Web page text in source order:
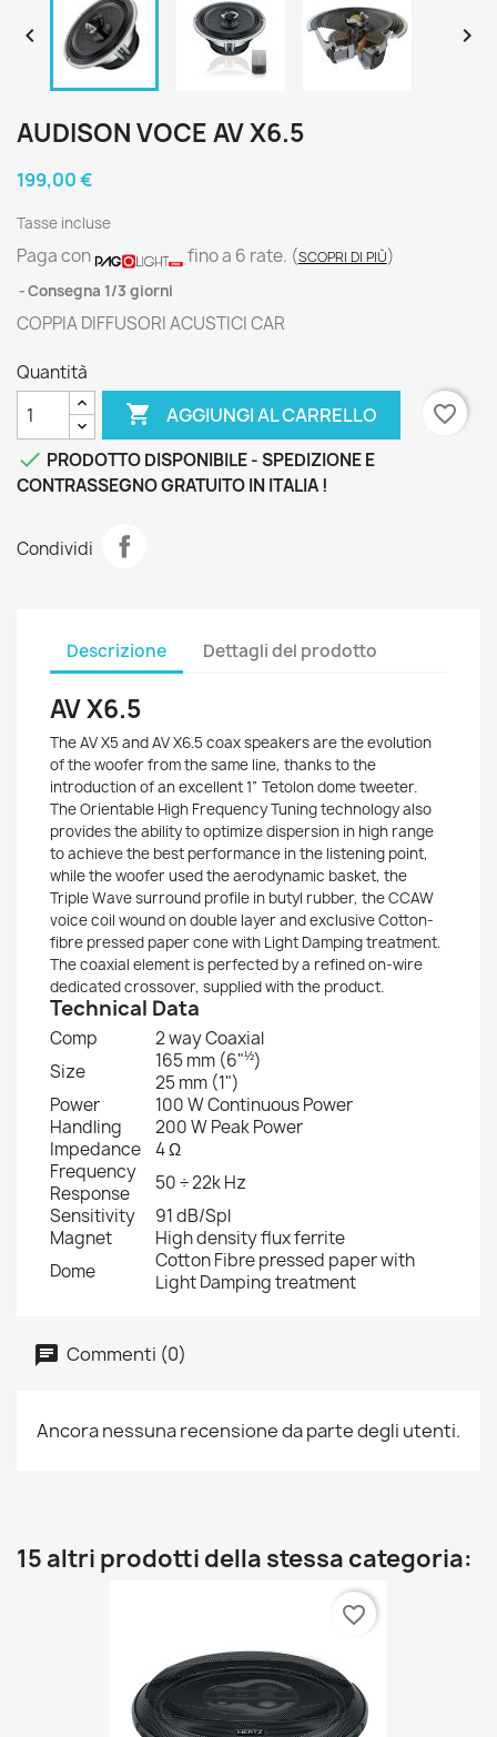
 
AUDISON VOCE AV X6.5
199,00 €
Tasse incluse
Paga con fino a 6 rate. (SCOPRI DI PIÙ)
Consegna 1/3 giorni
COPPIA DIFFUSORI ACUSTICI CAR
Quantità
 AGGIUNGI AL CARRELLO
favorite_border
 PRODOTTO DISPONIBILE - SPEDIZIONE E
CONTRASSEGNO GRATUITO IN ITALIA !
Condividi
Descrizione Dettagli del prodotto
AV X6.5
The AV X5 and AV X6.5 coax speakers are the evolution
of the woofer from the same line, thanks to the
introduction of an excellent 1” Tetolon dome tweeter.
The Orientable High Frequency Tuning technology also
provides the ability to optimize dispersion in high range
to achieve the best performance in the listening point,
while the woofer used the aerodynamic basket, the
Triple Wave surround profile in butyl rubber, the CCAW
voice coil wound on double layer and exclusive Cotton-
fibre pressed paper cone with Light Damping treatment.
The coaxial element is perfected by a refined on-wire
dedicated crossover, supplied with the product.
Technical Data
Comp
2 way Coaxial
Size
165 mm (6"½)
25 mm (1")
Power
Handling
100 W Continuous Power
200 W Peak Power
Impedance
4 Ω
Frequency
Response
50 ÷ 22k Hz
Sensitivity
91 dB/Spl
Magnet
High density flux ferrite
Dome
Cotton Fibre pressed paper with
Light Damping treatment
Commenti (0)
Ancora nessuna recensione da parte degli utenti.
15 altri prodotti della stessa categoria:
favorite_border